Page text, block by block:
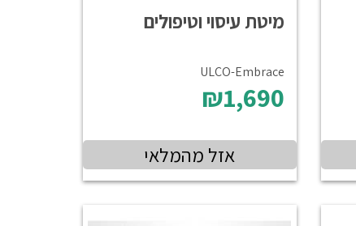
מיטת עיסוי וטיפולים
ULCO-Embrace
₪1,690
אזל מהמלאי